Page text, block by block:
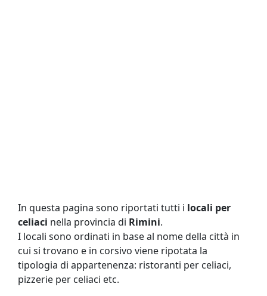
In questa pagina sono riportati tutti i locali per
celiaci nella provincia di Rimini.
I locali sono ordinati in base al nome della città in
cui si trovano e in corsivo viene ripotata la
tipologia di appartenenza: ristoranti per celiaci,
pizzerie per celiaci etc.